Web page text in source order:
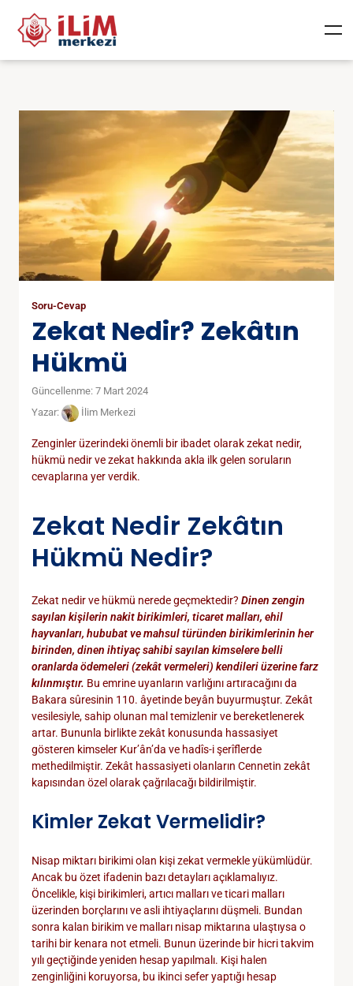
Soru-Cevap
Zekat Nedir? Zekâtın
Hükmü
Güncellenme: 7 Mart 2024
Yazar:
İlim Merkezi
Zenginler üzerindeki önemli bir ibadet olarak zekat nedir,
hükmü nedir ve zekat hakkında akla ilk gelen soruların
cevaplarına yer verdik.
Zekat Nedir Zekâtın
Hükmü Nedir?
Zekat nedir ve hükmü nerede geçmektedir? Dinen zengin
sayılan kişilerin nakit birikimleri, ticaret malları, ehil
hayvanları, hububat ve mahsul türünden birikimlerinin her
birinden, dinen ihtiyaç sahibi sayılan kimselere belli
oranlarda ödemeleri (zekât vermeleri) kendileri üzerine farz
kılınmıştır. Bu emrine uyanların varlığını artıracağını da
Bakara sûresinin 110. âyetinde beyân buyurmuştur. Zekât
vesilesiyle, sahip olunan mal temizlenir ve bereketlenerek
artar. Bununla birlikte zekât konusunda hassasiyet
gösteren kimseler Kur’ân’da ve hadîs-i şerîflerde
methedilmiştir. Zekât hassasiyeti olanların Cennetin zekât
kapısından özel olarak çağrılacağı bildirilmiştir.
Kimler Zekat Vermelidir?
Nisap miktarı birikimi olan kişi zekat vermekle yükümlüdür.
Ancak bu özet ifadenin bazı detayları açıklamalıyız.
Öncelikle, kişi birikimleri, artıcı malları ve ticari malları
üzerinden borçlarını ve asli ihtiyaçlarını düşmeli. Bundan
sonra kalan birikim ve malları nisap miktarına ulaştıysa o
tarihi bir kenara not etmeli. Bunun üzerinde bir hicri takvim
yılı geçtiğinde yeniden hesap yapılmalı. Kişi halen
zenginliğini koruyorsa, bu ikinci sefer yaptığı hesap